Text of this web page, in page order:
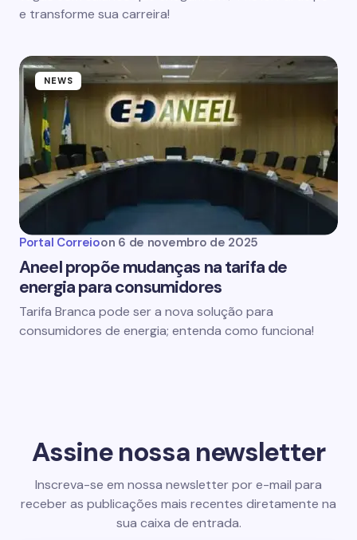
e transforme sua carreira!
NEWS
Portal Correioon 6 de novembro de 2025
Aneel propõe mudanças na tarifa de
energia para consumidores
Tarifa Branca pode ser a nova solução para
consumidores de energia; entenda como funciona!
Assine nossa newsletter
Inscreva-se em nossa newsletter por e-mail para
receber as publicações mais recentes diretamente na
sua caixa de entrada.